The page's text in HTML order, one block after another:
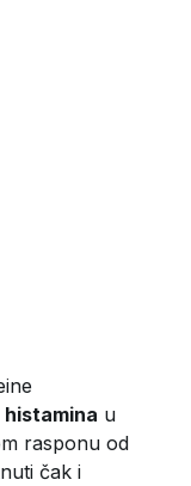
histamina u
rasponu od
čak i